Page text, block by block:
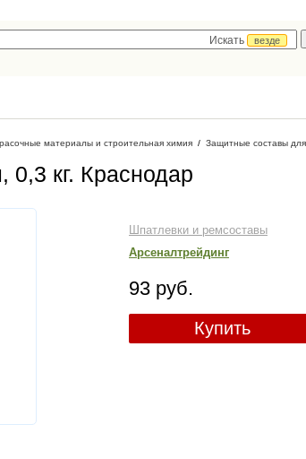
Искать
везде
материалы и строительная химия / Защитные составы
0,3 кг. Краснодар
Шпатлевки и ремсоставы
Арсеналтрейдинг
93 руб.
Купить